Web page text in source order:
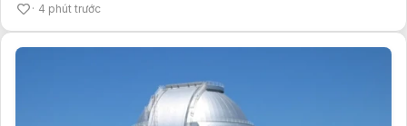
4 phút trước